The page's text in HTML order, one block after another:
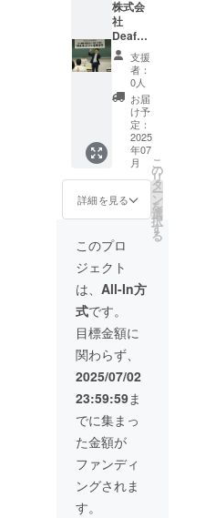
きれば
と思い
ます。
※このリ
ターン
は4000
円、
6000円
のリ
ターン
と同じ
内容に
なりま
す。
す。 ③
注意事
項： ・
開催日
や開催
時間
は、主
に火曜
日の13
時～14
時半に
なりま
す。 ・
有効回
のみで
す。時
間は、
60分～
90分と
させて
頂きま
す。 ・
受講定
員は１
回３名
迄とさ
せて頂
きま
す。 ・
会場ま
での交
通費や
宅ろう
所 太
陽と月
（新潟
県柏崎
市西山
町別山
1589-
1）の空
き部屋
を利用
して、
作品の
展示や
掲示、
イベン
トなど
を開催
できま
す。 ③
注意事
項： ・
内装を
変えた
り、改
修工事
などは
できま
せん。
・利用
できる
部屋は
原則一
部屋
株式会
社
DeafHe
art（宅
ろう所
太陽と
月）の
社員を
講師に
呼べる
チケッ
細：株
式会社
DeafHe
art（宅
ろう所
太陽と
月）の
社員１
名を講
師に迎
えて、
手話指
導や介
護指導
など研
修を受
けるこ
とがで
きま
す。 ②
提供方
法：講
支援
者：
0人
お届
け予
定：
2025
年07
月
詳細を見る
こ
の
リ
タ
ー
ン
を
選
択
す
る
このプロ
ジェクト
は、 All-In方
式です。
目標金額に
関わらず、
2025/07/02
23:59:59ま
でに集まっ
た金額が
ファンディ
ングされま
す。